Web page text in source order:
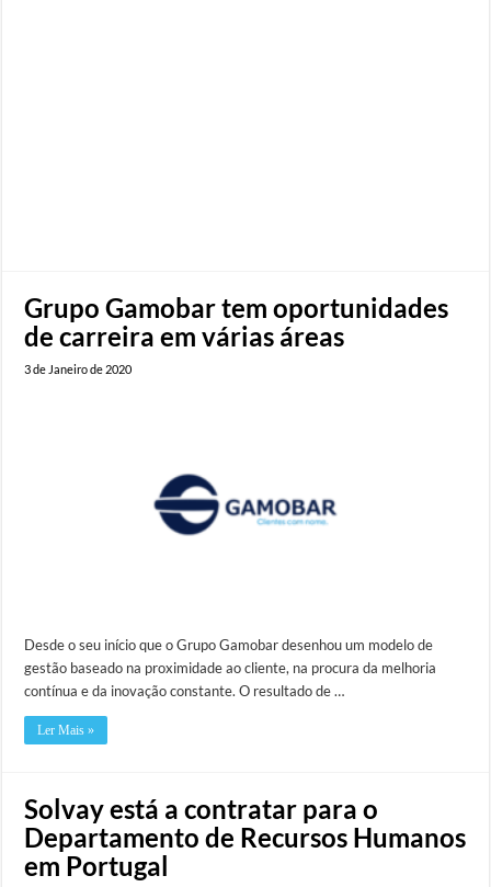
Grupo Gamobar tem oportunidades
de carreira em várias áreas
3 de Janeiro de 2020
Desde o seu início que o Grupo Gamobar desenhou um modelo de
gestão baseado na proximidade ao cliente, na procura da melhoria
contínua e da inovação constante. O resultado de …
Ler Mais »
Solvay está a contratar para o
Departamento de Recursos Humanos
em Portugal